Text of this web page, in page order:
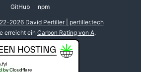
GitHub npm
2026 David Pertiller | pertiller.tech
erreicht ein Carbon Rating von A.